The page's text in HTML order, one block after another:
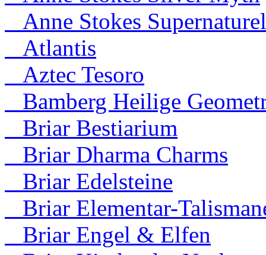
Anne Stokes
Atlantis
Aztec Tesoro
Bamberg Heilige
Briar Bestiarium
Briar Dharma Charms
Briar Edelsteine
Briar Elementar-
Briar Engel & Elfen